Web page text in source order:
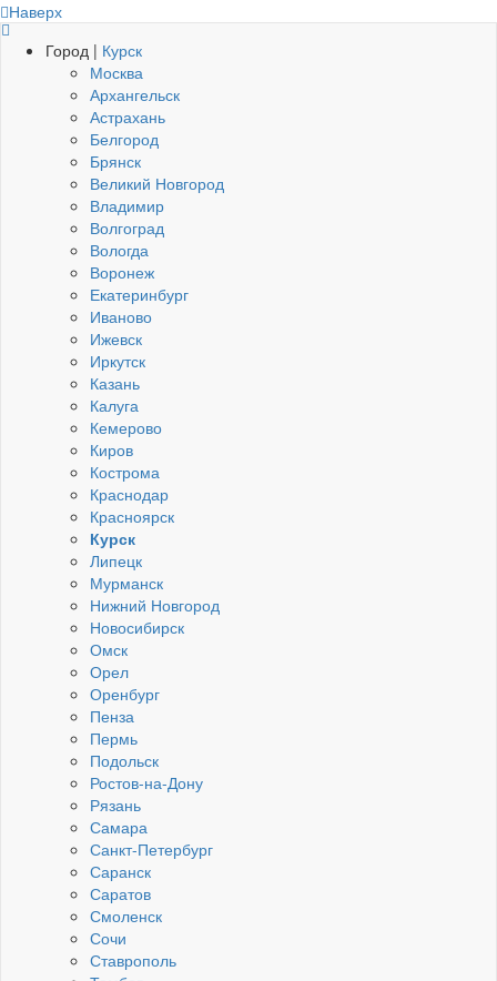
Наверх
Город | Курск
Москва
Архангельск
Астрахань
Белгород
Брянск
Великий Новгород
Владимир
Волгоград
Вологда
Воронеж
Екатеринбург
Иваново
Ижевск
Иркутск
Казань
Калуга
Кемерово
Киров
Кострома
Краснодар
Красноярск
Курск
Липецк
Мурманск
Нижний Новгород
Новосибирск
Омск
Орел
Оренбург
Пенза
Пермь
Подольск
Ростов-на-Дону
Рязань
Самара
Санкт-Петербург
Саранск
Саратов
Смоленск
Сочи
Ставрополь